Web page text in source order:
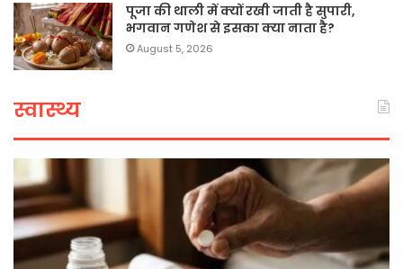
पूजा की थाली में क्यों रखी जाती है सुपारी,
भगवान गणेश से इसका क्या नाता है?
August 5, 2026
स्वास्थ्य